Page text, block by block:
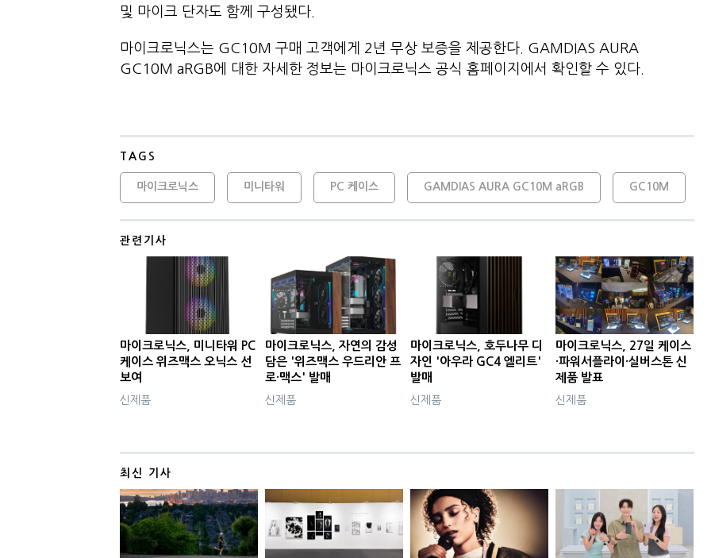
및 마이크 단자도 함께 구성됐다.
마이크로닉스는 GC10M 구매 고객에게 2년 무상 보증을 제공한다. GAMDIAS AURA
GC10M aRGB에 대한 자세한 정보는 마이크로닉스 공식 홈페이지에서 확인할 수 있다.
TAGS
마이크로닉스 미니타워 PC 케이스 GAMDIAS AURA GC10M aRGB GC10M
관련기사
마이크로닉스, 미니타워 PC
케이스 위즈맥스 오닉스 선
보여
신제품
마이크로닉스, 자연의 감성
담은 '위즈맥스 우드리안 프
로·맥스' 발매
신제품
마이크로닉스, 호두나무 디
자인 '아우라 GC4 엘리트'
발매
신제품
마이크로닉스, 27일 케이스
·파워서플라이·실버스톤 신
제품 발표
신제품
최신 기사